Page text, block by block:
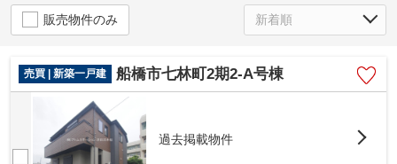
販売物件のみ
売買 | 新築一戸建 船橋市七林町2期2-A号棟
過去掲載物件